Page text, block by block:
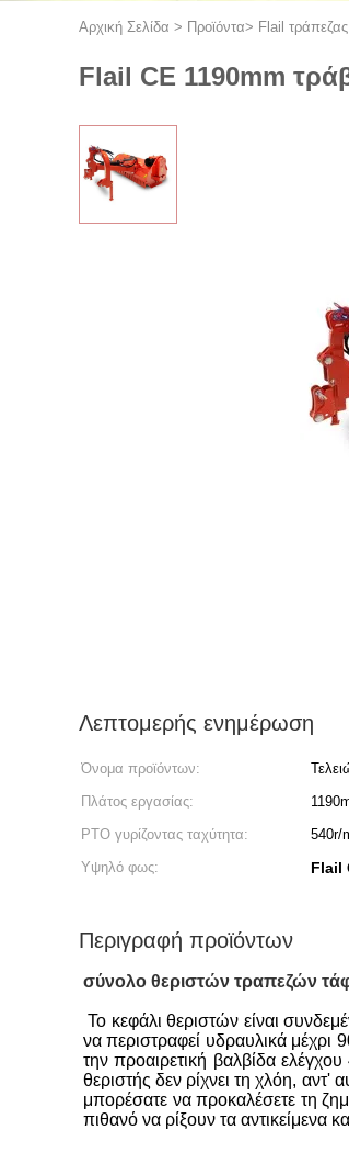
Αρχική Σελίδα > Προϊόντα> Flail
Flail CE 1190mm
Λεπτομερής ενημέρωση
Όνομα προϊόντων:
Πλάτος εργασίας:
PTO γυρίζοντας ταχύτητα:
540r/
Υψηλό φως:
Flail
Περιγραφή προϊόντων
σύνολο θεριστών τραπεζών
Το κεφάλι θεριστών είναι
να περιστραφεί υδραυλικά
την προαιρετική βαλβίδα
θεριστής δεν ρίχνει τη χλόη, αντ'
μπορέσατε να προκαλέσετε τη
πιθανό να ρίξουν τα αντικείμενα